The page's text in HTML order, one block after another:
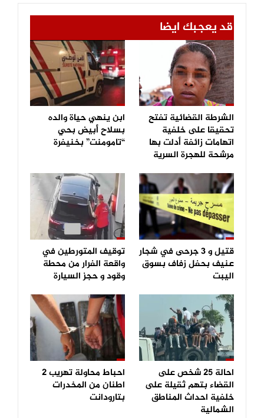
قد يعجبك ايضا
الشرطة القضائية تفتح
تحقيقا على خلفية
اتهامات زائفة أدلت بها
مرشحة للهجرة السرية
ابن ينهي حياة والده
بسلاح أبيض بحي
“تامومنت” بخنيفرة
قتيل و 3 جرحى في شجار
عنيف بحفل زفاف بسوق
اليبت
توقيف المتورطين في
واقعة الفرار من محطة
وقود و حجز السيارة
احالة 25 شخص على
القضاء بتهم ثقيلة على
خلفية احداث المناطق
الشمالية
احباط محاولة تهريب 2
اطنان من المخدرات
بتارودانت